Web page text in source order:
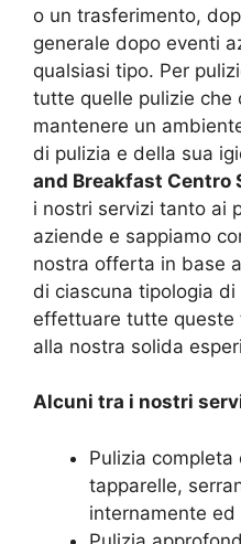
o un trasferimento,
generale dopo eventi
qualsiasi tipo. Per
tutte quelle pulizie che
mantenere un
di pulizia e della sua
and Breakfast Centro
i nostri servizi tanto ai
aziende e sappiamo
nostra offerta in base
di ciascuna tipologia
effettuare tutte queste
alla nostra solida
Alcuni tra i nostri
Pulizia
tapparelle,
internamente